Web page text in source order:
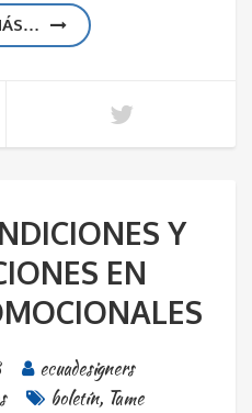
Y
EN
ecuadesigners
boletín, Tame